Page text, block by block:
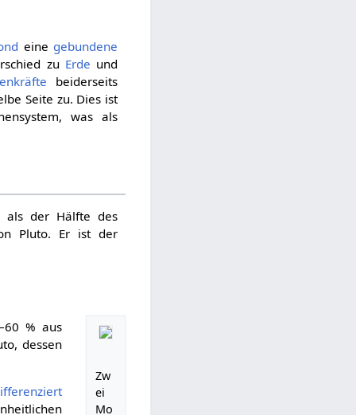
eine gebundene
zu Erde und
beiderseits
Seite zu. Dies ist
was als
als der Hälfte des
Pluto. Er ist der
Zw
ei
Mo
% aus
dessen